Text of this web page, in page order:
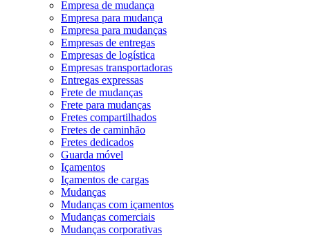
Empresa de mudança
Empresa para mudança
Empresa para mudanças
Empresas de entregas
Empresas de logística
Empresas transportadoras
Entregas expressas
Frete de mudanças
Frete para mudanças
Fretes compartilhados
Fretes de caminhão
Fretes dedicados
Guarda móvel
Içamentos
Içamentos de cargas
Mudanças
Mudanças com içamentos
Mudanças comerciais
Mudanças corporativas